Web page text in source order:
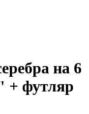
на 6
+ футляр